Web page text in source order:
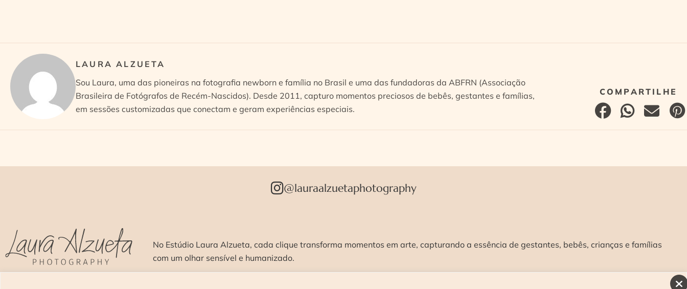
LAURA ALZUETA
Sou Laura, uma das pioneiras na fotografia newborn e família no Brasil e uma das fundadoras da ABFRN (Associação
Brasileira de Fotógrafos de Recém-Nascidos). Desde 2011, capturo momentos preciosos de bebês, gestantes e famílias,
em sessões customizadas que conectam e geram experiências especiais.
@lauraalzuetaphotography
No Estúdio Laura Alzueta, cada clique transforma momentos em arte, capturando a essência de gestantes, bebês, crianças e famílias
com um olhar sensível e humanizado.
INSCREVA-SE E RECEBA NOSSAS NOVIDADES: